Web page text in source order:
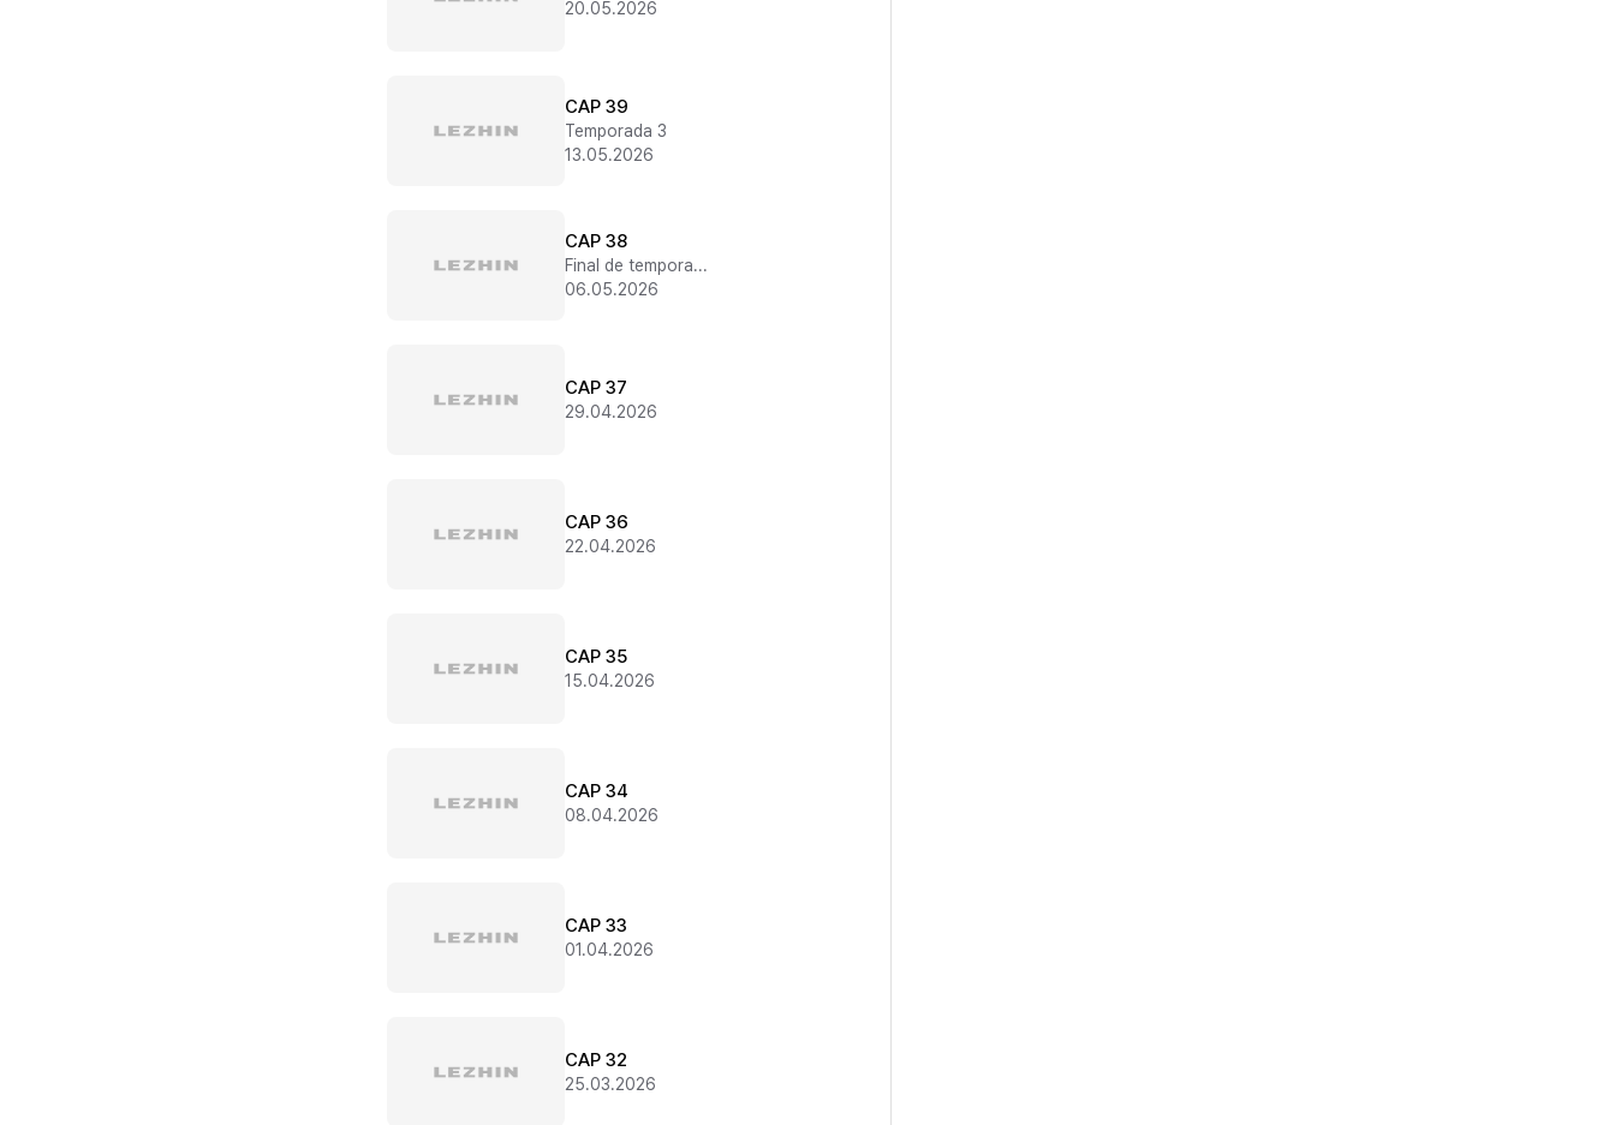
20.05.2026
CAP 39
Temporada 3
13.05.2026
CAP 38
Final de temporada 2
06.05.2026
CAP 37
29.04.2026
CAP 36
22.04.2026
CAP 35
15.04.2026
CAP 34
08.04.2026
CAP 33
01.04.2026
CAP 32
25.03.2026